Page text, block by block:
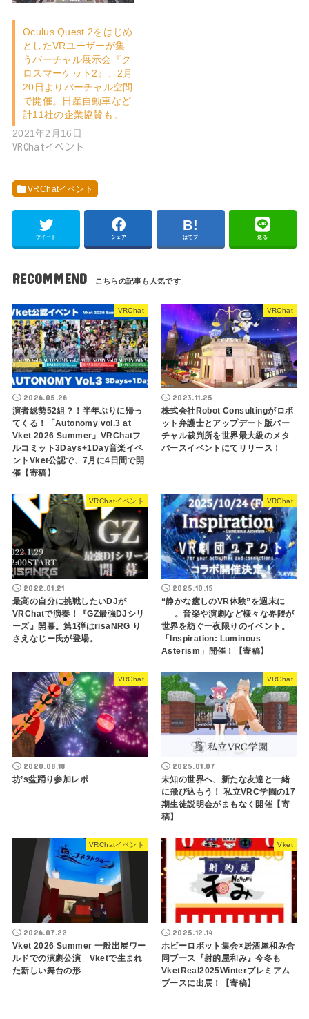
Oculus Quest 2をはじめ
としたVRユーザーが集
うバーチャル展示会『ク
ロスマーケット2』、2月
20日よりバーチャル空間
で開催。日産自動車など
計11社の企業協賛も。
2021年2月16日
VRChatイベント
VRChatイベント
ツイート シェア はてブ 送る
RECOMMEND
VRChat
2026.05.26
演者総勢52組？！半年ぶりに帰っ
てくる！「Autonomy vol.3 at
Vket 2026 Summer」VRChatフ
ルコミット3Days+1Day音楽イベ
ントVket公認で、7月に4日間で開
催【寄稿】
VRChat
2023.11.25
株式会社Robot Consultingがロボ
ット弁護士とアップデート版バー
チャル裁判所を世界最大級のメタ
バースイベントにてリリース！
VRChatイベント
2022.01.21
最高の自分に挑戦したいDJが
VRChatで演奏！『GZ最強DJシリ
ーズ』開幕。第1弾はrisaNRG り
さえなじー氏が登場。
VRChat
2025.10.15
“静かな癒しのVR体験”を週末に
──。音楽や演劇など様々な界隈が
世界を紡ぐ一夜限りのイベント。
「Inspiration: Luminous
Asterism」開催！【寄稿】
VRChat
2020.08.18
坊’s盆踊り参加レポ
VRChat
2025.01.07
未知の世界へ、新たな友達と一緒
に飛び込もう！ 私立VRC学園の17
期生徒説明会がまもなく開催【寄
稿】
VRChatイベント
2026.07.22
Vket 2026 Summer 一般出展ワー
ルドでの演劇公演 Vketで生まれ
た新しい舞台の形
Vket
2025.12.14
ホビーロボット集会×居酒屋和み合
同ブース『射的屋和み』今冬も
VketReal2025Winterプレミアム
ブースに出展！【寄稿】